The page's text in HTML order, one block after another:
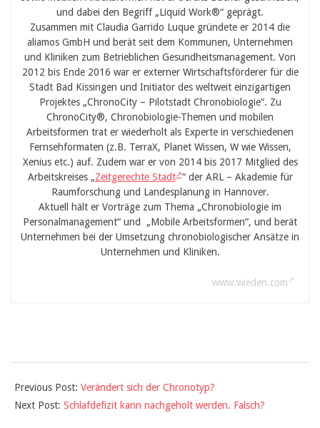
und dabei den Begriff „Liquid Work®“ geprägt.
Zusammen mit Claudia Garrido Luque gründete er 2014 die
aliamos GmbH und berät seit dem Kommunen, Unternehmen
und Kliniken zum Betrieblichen Gesundheitsmanagement. Von
2012 bis Ende 2016 war er externer Wirtschaftsförderer für die
Stadt Bad Kissingen und Initiator des weltweit einzigartigen
Projektes „ChronoCity – Pilotstadt Chronobiologie“. Zu
ChronoCity®, Chronobiologie-Themen und mobilen
Arbeitsformen trat er wiederholt als Experte in verschiedenen
Fernsehformaten (z.B. TerraX, Planet Wissen, W wie Wissen,
Xenius etc.) auf. Zudem war er von 2014 bis 2017 Mitglied des
Arbeitskreises „Zeitgerechte Stadt “ der ARL – Akademie für
Raumforschung und Landesplanung in Hannover.
Aktuell hält er Vorträge zum Thema „Chronobiologie im
Personalmanagement“ und „Mobile Arbeitsformen“, und berät
Unternehmen bei der Umsetzung chronobiologischer Ansätze in
Unternehmen und Kliniken.
www.wieden.com
Previous Post: Verändert sich der Chronotyp?
Next Post: Schlafdefizit kann nachgeholt werden. Falsch?